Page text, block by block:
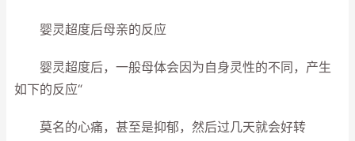
婴灵超度后母亲的反应
婴灵超度后，一般母体会因为自身灵性的不同，产生
如下的反应“
莫名的心痛，甚至是抑郁，然后过几天就会好转